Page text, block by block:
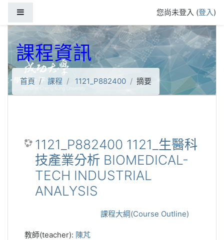
您尚未登入 (登入)
課程資訊
首頁 課程 1121_P882400 摘要
1121_P882400 1121_生醫科
技產業分析 BIOMEDICAL-
TECH INDUSTRIAL
ANALYSIS
課程大綱(Course Outline)
教師(teacher): 陳芃